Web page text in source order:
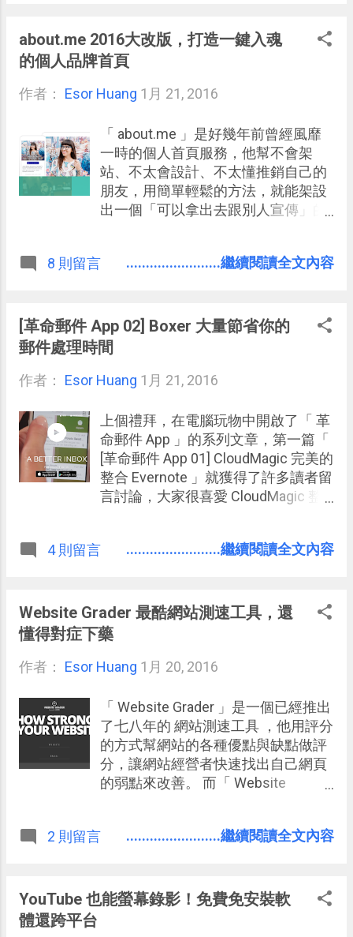
報圖表，讓我們下載後就能直接插入
自己的簡報中。
以解開我的疑惑，讓我一探那些知名
公司的工作軟體系統。 「 Siftery 」
司團隊使用的工具，而其他人就能參
前看起來，「 Siftery 」收集了不少知
名新創公司的工具清單，前面提到的
Uber 與 Airbnb 團隊使用哪些工具，
都能在這裡找到。
about.me 2016大改版，打造一鍵入魂
的個人品牌首頁
作者： Esor Huang 1月 21, 2016
「 about.me 」是好幾年前曾經風靡
一時的個人首頁服務，他幫不會架
站、不太會設計、不太懂推銷自己的
朋友，用簡單輕鬆的方法，就能架設
出一個「可以拿出去跟別人宣傳」的
出你的個人品牌。 而經過了幾年的發
能或版型都重頭開始，「 about.me
」的開發者稱呼這一次的大改版，是
正可以「一鍵入魂」的首頁。 什麼是
次改版，比起更多的個人資訊、比起
更多的個人內容補充、比起更多的個
人社群連結， 「 about.me 」更希望
強調的是一個可以「 Call to action 」
的設計，你的個人品牌首頁希望召喚
8 則留言 ........................繼續閱讀全文內容
[革命郵件 App 02] Boxer 大量節省你的
郵件處理時間
作者： Esor Huang 1月 21, 2016
上個禮拜，在電腦玩物中開啟了「 革
命郵件 App 」的系列文章，第一篇「
[革命郵件 App 01] CloudMagic 完美的
整合 Evernote 」就獲得了許多讀者留
言討論，大家很喜愛 CloudMagic 整
有哪些適合行動工作的郵件軟體，可
郵件的郵件時間，那麼我就想到今天
要介紹的這款也有一群愛用者的：「
iOS App ，同樣在簡潔流暢的介面中
的特色核心是： 「最快速自由的操作
自訂性，最便利的大量郵件整理」
4 則留言 ........................繼續閱讀全文內容
Website Grader 最酷網站測速工具，還
懂得對症下藥
作者： Esor Huang 1月 20, 2016
「 Website Grader 」是一個已經推出
了七八年的 網站測速工具 ，他用評分
的方式幫網站的各種優點與缺點做評
分，讓網站經營者快速找出自己網頁
的弱點來改善。 而「 Website
介面，讓他看起來更漂亮，各種數據
上的各種問題。 如果你剛好擁有一個
2 則留言 ........................繼續閱讀全文內容
YouTube 也能螢幕錄影！免費免安裝軟
體還跨平台